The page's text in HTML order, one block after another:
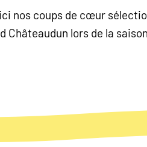
nos coups de cœur
Châteaudun lors de la